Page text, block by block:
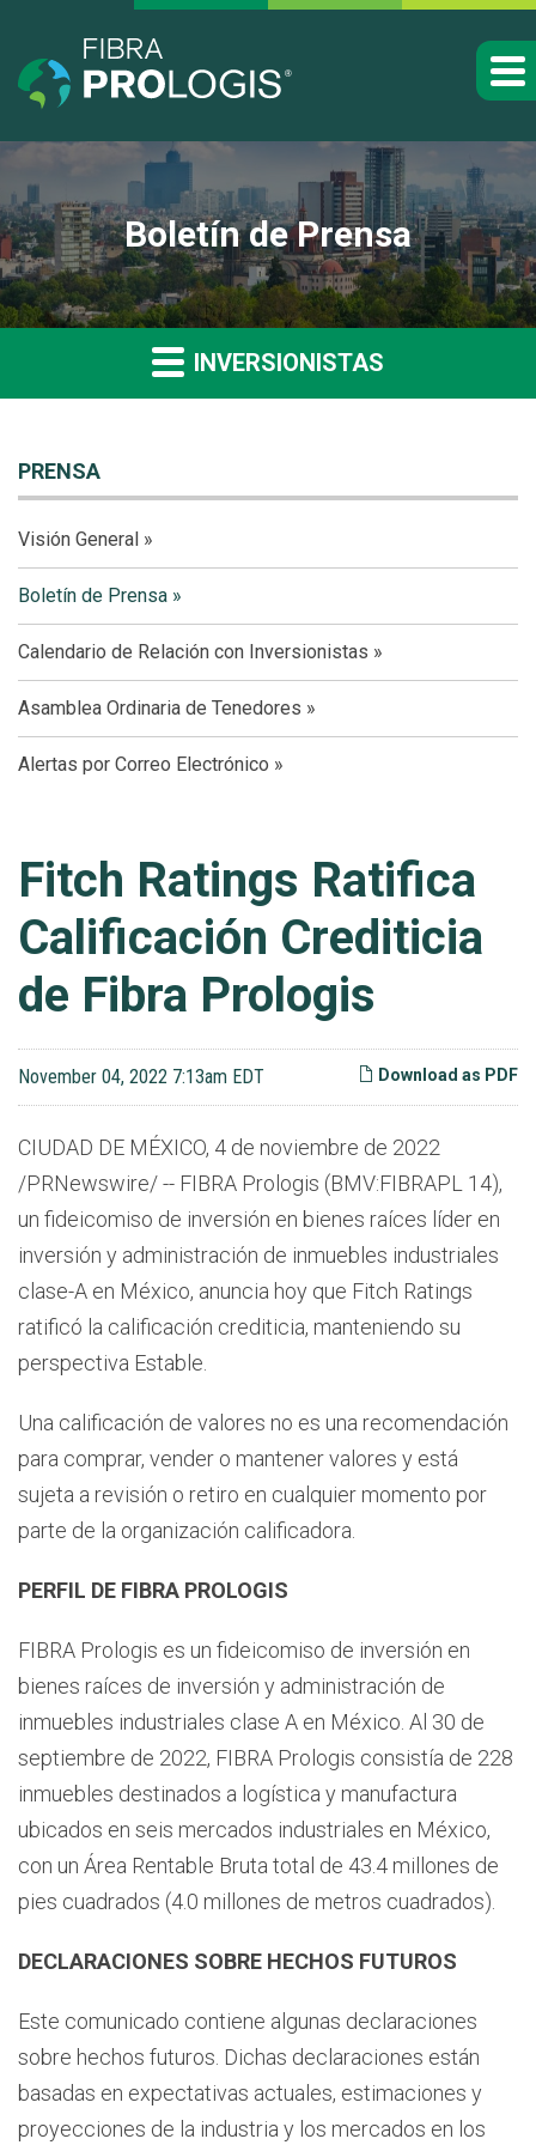
Boletín de Prensa
INVERSIONISTAS
PRENSA
Visión General
Boletín de Prensa
Calendario de Relación con Inversionistas
Asamblea Ordinaria de Tenedores
Alertas por Correo Electrónico
Fitch Ratings Ratifica
Calificación Crediticia
de Fibra Prologis
Download as PDF
November 04, 2022 7:13am EDT
CIUDAD DE MÉXICO, 4 de noviembre de 2022
/PRNewswire/ -- FIBRA Prologis (BMV:FIBRAPL 14),
un fideicomiso de inversión en bienes raíces líder en
inversión y administración de inmuebles industriales
clase-A en México, anuncia hoy que Fitch Ratings
ratificó la calificación crediticia, manteniendo su
perspectiva Estable.
Una calificación de valores no es una recomendación
para comprar, vender o mantener valores y está
sujeta a revisión o retiro en cualquier momento por
parte de la organización calificadora.
PERFIL DE FIBRA PROLOGIS
FIBRA Prologis es un fideicomiso de inversión en
bienes raíces de inversión y administración de
inmuebles industriales clase A en México. Al 30 de
septiembre de 2022, FIBRA Prologis consistía de 228
inmuebles destinados a logística y manufactura
ubicados en seis mercados industriales en México,
con un Área Rentable Bruta total de 43.4 millones de
pies cuadrados (4.0 millones de metros cuadrados).
DECLARACIONES SOBRE HECHOS FUTUROS
Este comunicado contiene algunas declaraciones
sobre hechos futuros. Dichas declaraciones están
basadas en expectativas actuales, estimaciones y
proyecciones de la industria y los mercados en los